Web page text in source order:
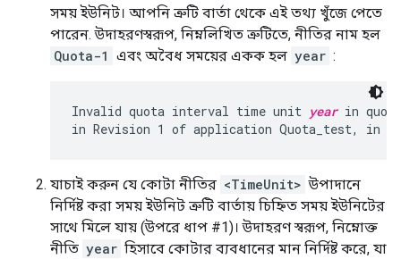
সময় ইউনিট। আপনি ত্রুটি বার্তা থেকে এই তথ্য খুঁজে পেতে
পারেন. উদাহরণস্বরূপ, নিম্নলিখিত ত্রুটিতে, নীতির নাম হল
Quota-1 এবং অবৈধ সময়ের একক হল year :
Invalid quota interval time unit year in
যাচাই করুন যে কোটা নীতির <TimeUnit> উপাদানে
নির্দিষ্ট করা সময় ইউনিট ত্রুটি বার্তায় চিহ্নিত সময় ইউনিটের
সাথে মিলে যায় (উপরে ধাপ #1)। উদাহরণ স্বরূপ, নিম্নোক্ত
নীতি year হিসাবে কোটার ব্যবধানের মান নির্দিষ্ট করে, যা